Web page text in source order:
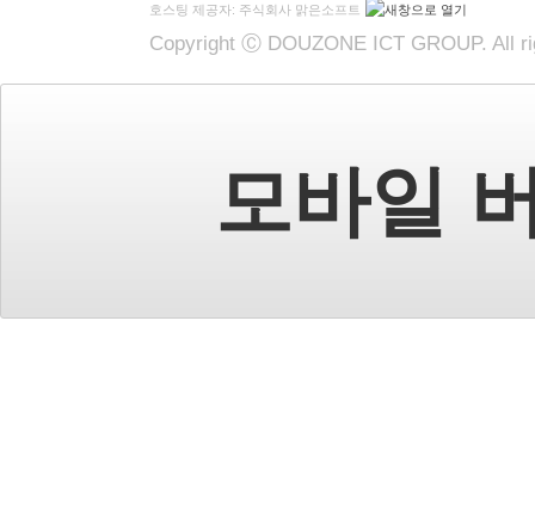
호스팅 제공자: 주식회사 맑은소프트
Copyright Ⓒ DOUZONE ICT GROUP. All
모바일